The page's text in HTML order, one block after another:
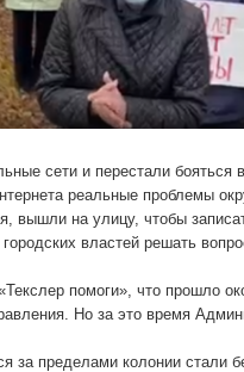
сети и перестали
реальные проблемы
вышли на улицу, чтобы
властей решать
помоги», что прошло
Но за это время
за пределами колонии стали